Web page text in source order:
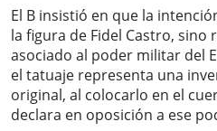
El B insistió en que la
la figura de Fidel Castro,
asociado al poder militar del
el tatuaje representa una
original, al colocarlo en el
declara en oposición a ese